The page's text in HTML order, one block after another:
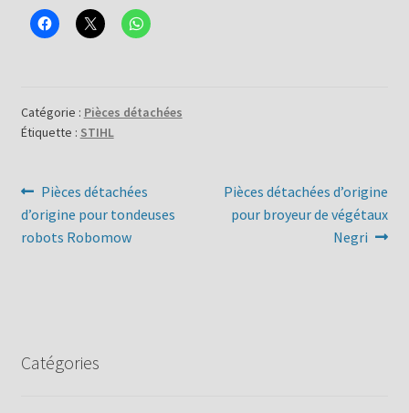
Catégorie : Pièces détachées
Étiquette : STIHL
Navigation
de
Article
précédent :
Pièces détachées
d’origine pour tondeuses
robots Robomow
Article
suivant :
Pièces détachées d’origine
pour broyeur de végétaux
Negri
Catégories